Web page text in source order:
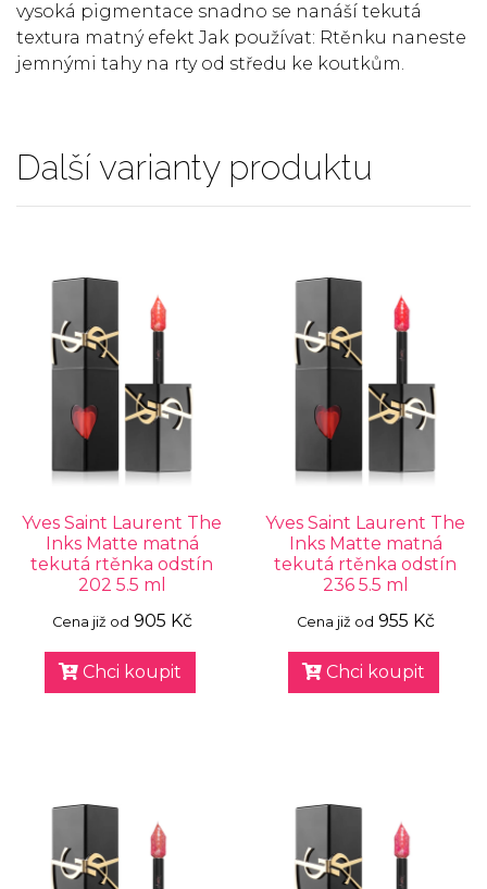
vysoká pigmentace snadno se nanáší tekutá
textura matný efekt Jak používat: Rtěnku naneste
jemnými tahy na rty od středu ke koutkům.
Další varianty produktu
Yves Saint Laurent The
Inks Matte matná
tekutá rtěnka odstín
202 5.5 ml
Cena již od 905 Kč
Chci koupit
Yves Saint Laurent The
Inks Matte matná
tekutá rtěnka odstín
236 5.5 ml
Cena již od 955 Kč
Chci koupit